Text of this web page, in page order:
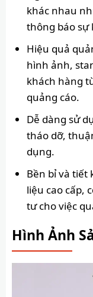
khác nhau
thông báo sự
Hiệu quả
hình ảnh,
khách hàng
quảng cáo.
Dễ dàng sử
tháo dỡ,
dụng.
Bền bỉ và tiết
liệu cao cấp,
tư cho việc
Hình Ảnh